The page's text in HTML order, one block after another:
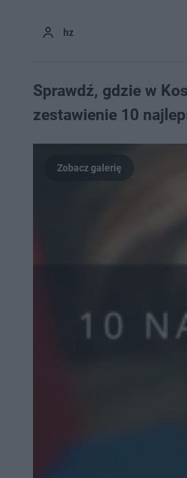
hz
Sprawdź, gdzie w
zestawienie 10